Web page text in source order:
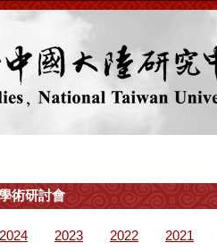
術研討會
2024 2023 2022 2021